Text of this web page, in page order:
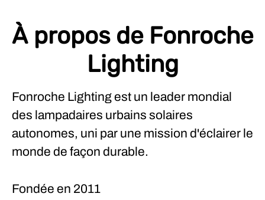
À propos de Fonroche
Lighting
Fonroche Lighting est un leader mondial
des lampadaires urbains solaires
autonomes, uni par une mission d'éclairer le
monde de façon durable.
Fondée en 2011